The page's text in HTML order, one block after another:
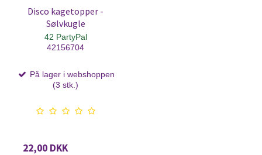
Disco kagetopper -
Sølvkugle
42 PartyPal
42156704
På lager i webshoppen
(3 stk.)
22,00 DKK